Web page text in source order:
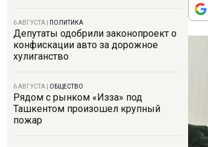
6 АВГУСТА ПОЛИТИКА
Депутаты одобрили законопроект о
конфискации авто за дорожное
хулиганство
6 АВГУСТА ОБЩЕСТВО
Рядом с рынком «Изза» под
Ташкентом произошел крупный
пожар